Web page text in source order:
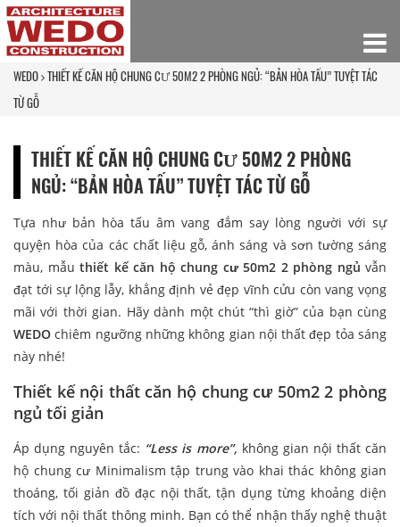
WEDO THIẾT KẾ CĂN HỘ CHUNG CƯ 50M2 2 PHÒNG NGỦ: “BẢN HÒA TẤU” TUYỆT TÁC
TỪ GỖ
THIẾT KẾ CĂN HỘ CHUNG CƯ 50M2 2 PHÒNG
NGỦ: “BẢN HÒA TẤU” TUYỆT TÁC TỪ GỖ
Tựa như bản hòa tấu âm vang đắm say lòng người với sự
quyện hòa của các chất liệu gỗ, ánh sáng và sơn tường sáng
màu, mẫu thiết kế căn hộ chung cư 50m2 2 phòng ngủ vẫn
đạt tới sự lộng lẫy, khẳng định vẻ đẹp vĩnh cửu còn vang vọng
mãi với thời gian. Hãy dành một chút “thì giờ” của bạn cùng
WEDO chiêm ngưỡng những không gian nội thất đẹp tỏa sáng
này nhé!
Thiết kế nội thất căn hộ chung cư 50m2 2 phòng
ngủ tối giản
Áp dụng nguyên tắc: “Less is more”, không gian nội thất căn
hộ chung cư Minimalism tập trung vào khai thác không gian
thoáng, tối giản đồ đạc nội thất, tận dụng từng khoảng diện
tích với nội thất thông minh. Bạn có thể nhận thấy nghệ thuật